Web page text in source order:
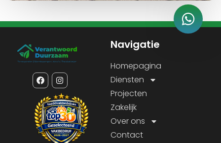
Navigatie
Homepagina
Diensten
Projecten
Zakelijk
Over ons
Contact